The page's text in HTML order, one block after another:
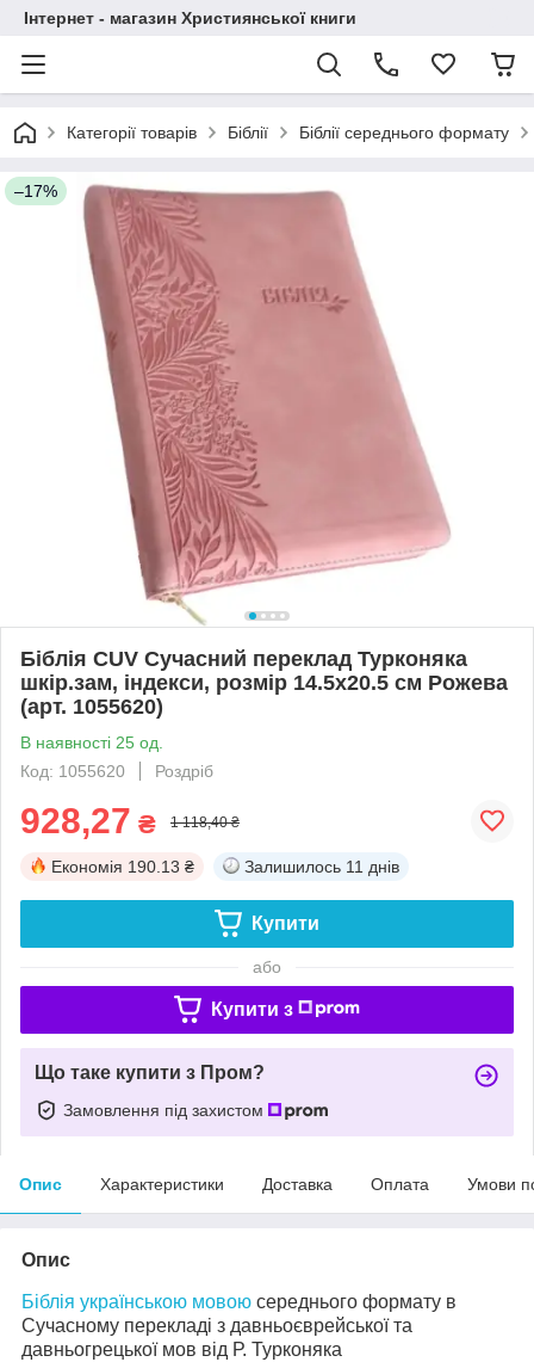
Інтернет - магазин Християнської книги
Категорії товарів Біблії Біблії середнього формату
–17%
Біблія CUV Сучасний переклад Турконяка
шкір.зам, індекси, розмір 14.5х20.5 см Рожева
(арт. 1055620)
В наявності 25 од.
Код: 1055620
Роздріб
928,27 ₴ 1 118,40 ₴
Економія 190.13 ₴ Залишилось 11 днів
Купити
або
Купити з
Що таке купити з Пром?
Замовлення під захистом
Опис Характеристики Доставка Оплата Умови
Опис
Біблія українською мовою середнього формату в
Сучасному перекладі з давньоєврейської та
давньогрецької мов від Р. Турконяка